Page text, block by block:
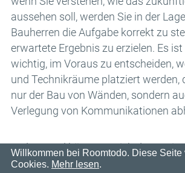
aussehen soll, werden Sie in der
Bauherren die Aufgabe korrekt zu
erwartete Ergebnis zu erzielen. Es
wichtig, im Voraus zu entscheiden,
und Technikräume platziert werden,
nur der Bau von Wänden, sondern
Verlegung von Kommunikationen
In der Regel kümmert sich der
Planung. Wenn Sie sich dieser
Willkommen bei Roomtodo. Diese Seite
Cookies. Mehr lesen.